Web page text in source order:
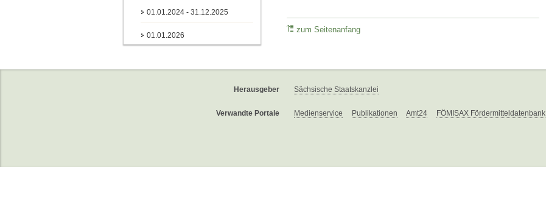
01.01.2024 - 31.12.2025
01.01.2026
zum Seitenanfang
Herausgeber Sächsische Staatskanzlei
Verwandte Portale Medienservice Publikationen Amt24 FÖMISAX Fördermitteldatenbank